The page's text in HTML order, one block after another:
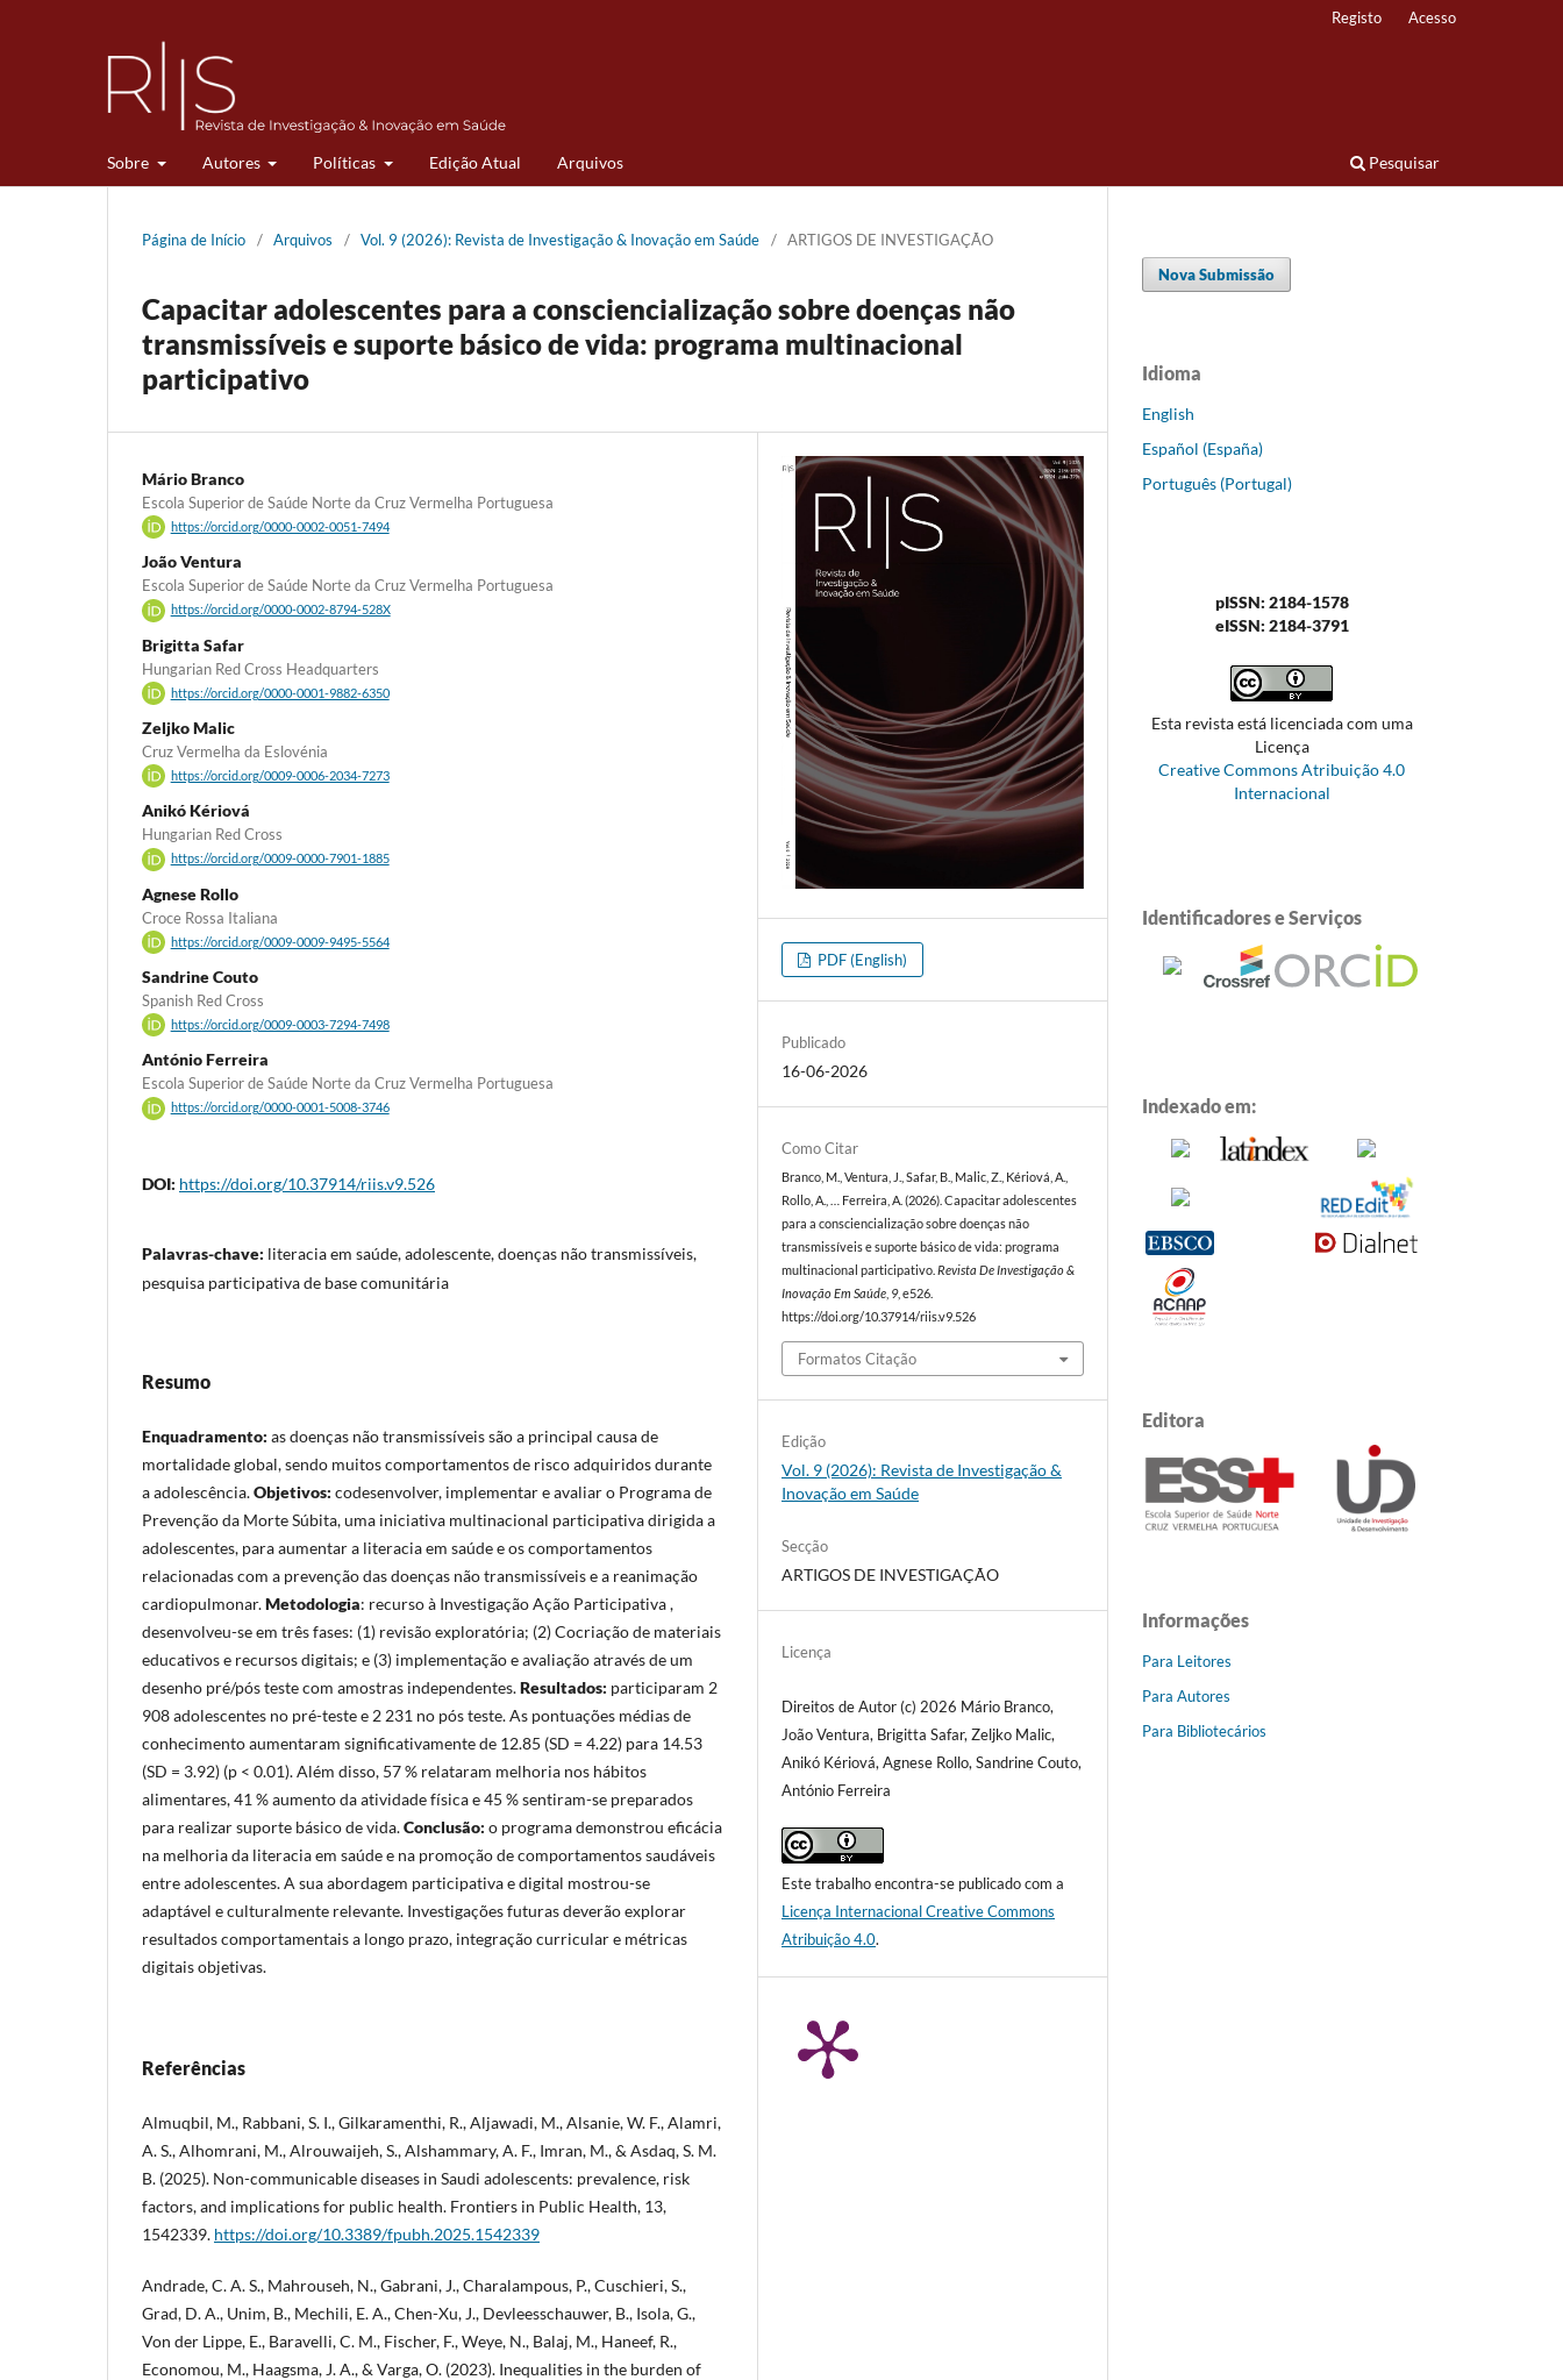
Sobre Autores Políticas Edição Atual Arquivos Pesquisar
Registo Acesso
Página de Início / Arquivos / Vol. 9 (2026): Revista de Investigação & Inovação em Saúde / ARTIGOS DE INVESTIGAÇÃO
Capacitar adolescentes para a consciencialização sobre doenças não
transmissíveis e suporte básico de vida: programa multinacional
participativo
Mário Branco
Escola Superior de Saúde Norte da Cruz Vermelha Portuguesa
https://orcid.org/0000-0002-0051-7494
João Ventura
Escola Superior de Saúde Norte da Cruz Vermelha Portuguesa
https://orcid.org/0000-0002-8794-528X
Brigitta Safar
Hungarian Red Cross Headquarters
https://orcid.org/0000-0001-9882-6350
Zeljko Malic
Cruz Vermelha da Eslovénia
https://orcid.org/0009-0006-2034-7273
Anikó Kériová
Hungarian Red Cross
https://orcid.org/0009-0000-7901-1885
Agnese Rollo
Croce Rossa Italiana
https://orcid.org/0009-0009-9495-5564
Sandrine Couto
Spanish Red Cross
https://orcid.org/0009-0003-7294-7498
António Ferreira
Escola Superior de Saúde Norte da Cruz Vermelha Portuguesa
https://orcid.org/0000-0001-5008-3746
DOI: https://doi.org/10.37914/riis.v9.526
Palavras-chave: literacia em saúde, adolescente, doenças não transmissíveis,
pesquisa participativa de base comunitária
Resumo
Enquadramento: as doenças não transmissíveis são a principal causa de
mortalidade global, sendo muitos comportamentos de risco adquiridos durante
a adolescência.Objetivos: codesenvolver, implementar e avaliar o Programa de
Prevenção da Morte Súbita, uma iniciativa multinacional participativa dirigida a
adolescentes, para aumentar a literacia em saúde e os comportamentos
relacionadas com a prevenção das doenças não transmissíveis e a reanimação
cardiopulmonar.Metodologia: recurso à Investigação Ação Participativa ,
desenvolveu-se em três fases: (1) revisão exploratória; (2) Cocriação de materiais
educativos e recursos digitais; e (3) implementação e avaliação através de um
desenho pré/pós teste com amostras independentes.Resultados: participaram 2
908 adolescentes no pré-teste e 2 231 no pós teste. As pontuações médias de
conhecimento aumentaram significativamente de 12.85 (SD = 4.22) para 14.53
(SD = 3.92) (p < 0.01). Além disso, 57 % relataram melhoria nos hábitos
alimentares, 41 % aumento da atividade física e 45 % sentiram-se preparados
para realizar suporte básico de vida.Conclusão: o programa demonstrou eficácia
na melhoria da literacia em saúde e na promoção de comportamentos saudáveis
entre adolescentes. A sua abordagem participativa e digital mostrou-se
adaptável e culturalmente relevante. Investigações futuras deverão explorar
resultados comportamentais a longo prazo, integração curricular e métricas
digitais objetivas.
Referências
Almuqbil, M., Rabbani, S. I., Gilkaramenthi, R., Aljawadi, M., Alsanie, W. F., Alamri,
A. S., Alhomrani, M., Alrouwaijeh, S., Alshammary, A. F., Imran, M., & Asdaq, S. M.
B. (2025). Non-communicable diseases in Saudi adolescents: prevalence, risk
factors, and implications for public health. Frontiers in Public Health, 13,
1542339. https://doi.org/10.3389/fpubh.2025.1542339
Andrade, C. A. S., Mahrouseh, N., Gabrani, J., Charalampous, P., Cuschieri, S.,
Grad, D. A., Unim, B., Mechili, E. A., Chen-Xu, J., Devleesschauwer, B., Isola, G.,
Von der Lippe, E., Baravelli, C. M., Fischer, F., Weye, N., Balaj, M., Haneef, R.,
Economou, M., Haagsma, J. A., & Varga, O. (2023). Inequalities in the burden of
PDF (English)
Publicado
16-06-2026
Como Citar
Branco, M., Ventura, J., Safar, B., Malic, Z., Kériová, A.,
Rollo, A., … Ferreira, A. (2026). Capacitar adolescentes
para a consciencialização sobre doenças não
transmissíveis e suporte básico de vida: programa
multinacional participativo.Revista De Investigação &
Inovação Em Saúde 9, e526.
https://doi.org/10.37914/riis.v9.526
Formatos Citação
Edição
Vol. 9 (2026): Revista de Investigação &
Inovação em Saúde
Secção
ARTIGOS DE INVESTIGAÇÃO
Licença
Direitos de Autor (c) 2026 Mário Branco,
João Ventura, Brigitta Safar, Zeljko Malic,
Anikó Kériová, Agnese Rollo, Sandrine Couto,
António Ferreira
Este trabalho encontra-se publicado com a
Licença Internacional Creative Commons
Atribuição 4.0.
Nova Submissão
Idioma
English
Español (España)
Português (Portugal)
pISSN: 2184-1578
eISSN: 2184-3791
Esta revista está licenciada com uma
Licença
Creative Commons Atribuição 4.0
Internacional
Identificadores e Serviços
Indexado em:
Editora
Informações
Para Leitores
Para Autores
Para Bibliotecários